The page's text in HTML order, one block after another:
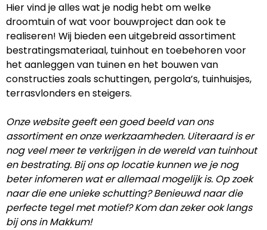
Hier vind je alles wat je nodig hebt om welke
droomtuin of wat voor bouwproject dan ook te
realiseren! Wij bieden een uitgebreid assortiment
bestratingsmateriaal, tuinhout en toebehoren voor
het aanleggen van tuinen en het bouwen van
constructies zoals schuttingen, pergola’s, tuinhuisjes,
terrasvlonders en steigers.
Onze website geeft een goed beeld van ons
assortiment en onze werkzaamheden. Uiteraard is er
nog veel meer te verkrijgen in de wereld van tuinhout
en bestrating. Bij ons op locatie kunnen we je nog
beter infomeren wat er allemaal mogelijk is. Op zoek
naar die ene unieke schutting? Benieuwd naar die
perfecte tegel met motief? Kom dan zeker ook langs
bij ons in Makkum!